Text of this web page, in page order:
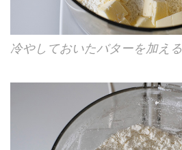
冷やしておいたバターを加える